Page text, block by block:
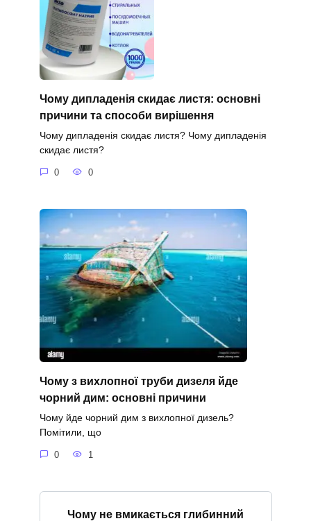
Чому дипладенія скидає листя: основні
причини та способи вирішення
Чому дипладенія скидає листя? Чому дипладенія
скидає листя?
0 0
Чому з вихлопної труби дизеля йде
чорний дим: основні причини
Чому йде чорний дим з вихлопної дизель?
Помітили, що
0 1
Чому не вмикається глибинний